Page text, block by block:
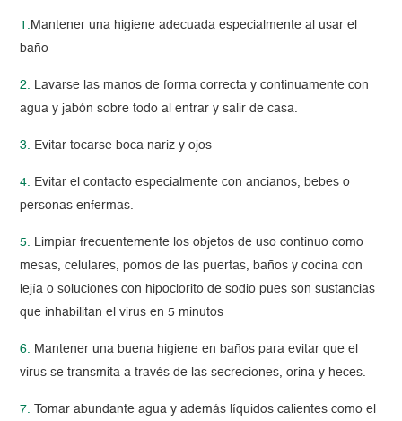
1. Mantener una higiene adecuada especialmente al usar el
baño
2. Lavarse las manos de forma correcta y continuamente con
agua y jabón sobre todo al entrar y salir de casa.
3. Evitar tocarse boca nariz y ojos
4. Evitar el contacto especialmente con ancianos, bebes o
personas enfermas.
5. Limpiar frecuentemente los objetos de uso continuo como
mesas, celulares, pomos de las puertas, baños y cocina con
lejía o soluciones con hipoclorito de sodio pues son sustancias
que inhabilitan el virus en 5 minutos
6. Mantener una buena higiene en baños para evitar que el
virus se transmita a través de las secreciones, orina y heces.
7. Tomar abundante agua y además líquidos calientes como el